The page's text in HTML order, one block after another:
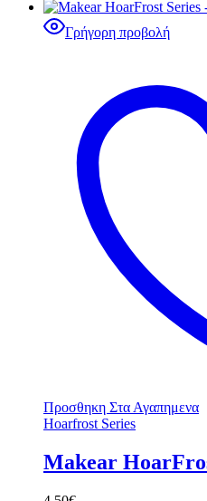
Γρήγορη προβολή
Προσθηκη Στα Αγαπημενα
Hoarfrost Series
Makear